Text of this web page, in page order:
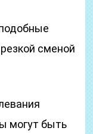
сменой
могут быть